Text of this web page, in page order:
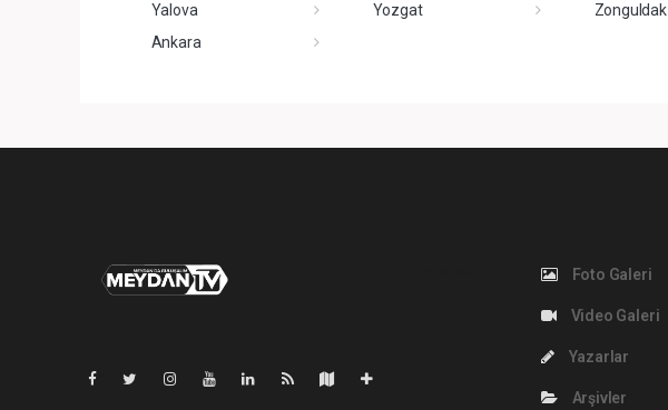
Yalova
Yozgat Zonguldak
Ankara
Foto Galeri
Video Galeri
Yazarlar
Arşivler